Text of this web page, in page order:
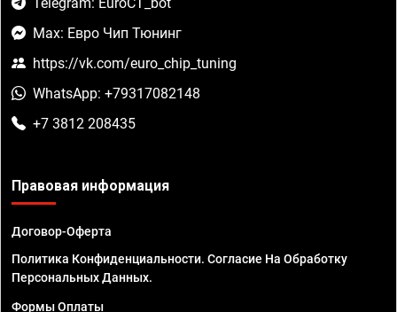
Telegram: EuroCT_bot
Max: Евро Чип Тюнинг
https://vk.com/euro_chip_tuning
WhatsApp: +79317082148
+7 3812 208435
Правовая информация
Договор-Оферта
Политика Конфиденциальности. Согласие На Обработку
Персональных Данных.
Формы Оплаты